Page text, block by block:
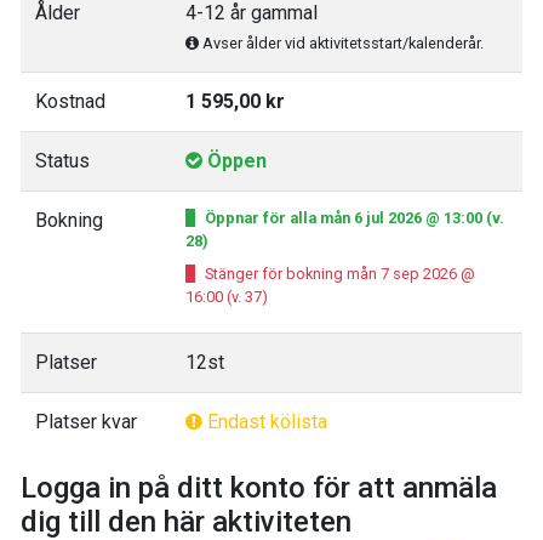
Ålder 4-12 år gammal
Avser ålder vid aktivitetsstart/kalenderår.
Kostnad 1 595,00 kr
Status Öppen
Bokning
Öppnar för alla mån 6 jul 2026 @ 13:00 (v.
28)
Stänger för bokning mån 7 sep 2026 @
16:00 (v. 37)
Platser 12st
Platser kvar Endast kölista
Logga in på ditt konto för att anmäla
dig till den här aktiviteten